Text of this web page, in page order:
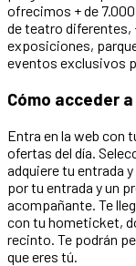
ofrecimos + de
de teatro diferentes,
exposiciones,
eventos exclusivos
Cómo acceder
Entra en la web con
ofertas del día.
adquiere tu entrada
por tu entrada y un
acompañante. Te
con tu hometicket,
recinto. Te podrán
que eres tú.